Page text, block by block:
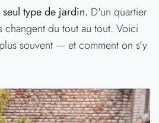
seul type de jardin. D'un quartier
changent du tout au tout. Voici
souvent — et comment on s'y